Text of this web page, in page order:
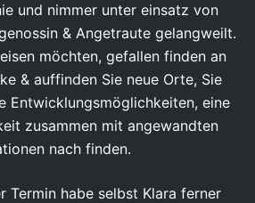
und nimmer unter einsatz von
& Angetraute gelangweilt.
möchten, gefallen finden an
& auffinden Sie neue Orte, Sie
Entwicklungsmöglichkeiten, eine
zusammen mit angewandten
nach finden.
Termin habe selbst Klara ferner